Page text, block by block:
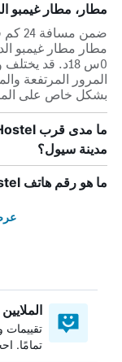
مطار، مطار غيمبو
ضمن
0س 18د. قد
المرور المرتفعة
بشكل خاص على
مدينة سيول؟
ما هو رقم هاتف Seoul Station Pencil Hostel؟
تقييمات
تمامًا.